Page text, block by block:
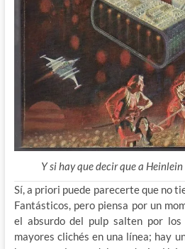
Y si hay que decir que a Heinlein
Sí, a priori puede parecerte que no
Fantásticos, pero piensa por un
el absurdo del pulp salten por
mayores clichés en una línea; hay